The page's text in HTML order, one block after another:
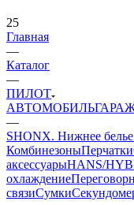
25
Главная
—
Каталог
—
ПИЛОТ
АВТОМОБИЛЬ
—
SHONX. Нижнее белье
КомбинезоныПерчатки
аксессуарыHANS/
охлаждение
связиСумки